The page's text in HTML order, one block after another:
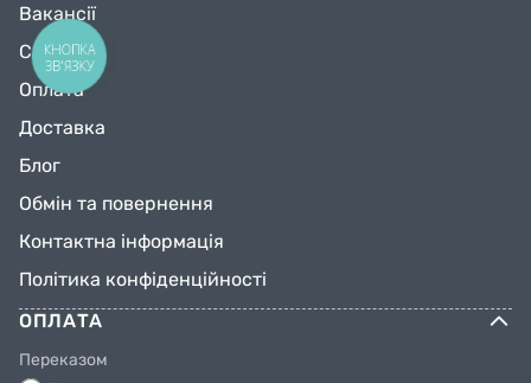
Вакансії
Сервіс
Оплата
Доставка
Блог
Обмін та повернення
Контактна інформація
Політика конфіденційності
ОПЛАТА
Переказом
КНОПКА
ЗВ'ЯЗКУ